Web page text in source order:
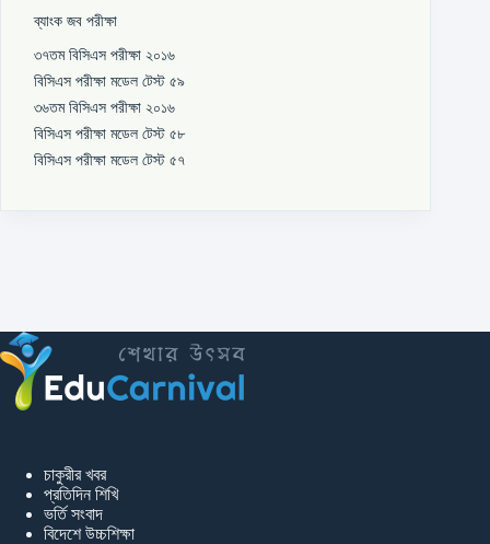
ব্যাংক জব পরীক্ষা
৩৭তম বিসিএস পরীক্ষা ২০১৬
বিসিএস পরীক্ষা মডেল টেস্ট ৫৯
৩৬তম বিসিএস পরীক্ষা ২০১৬
বিসিএস পরীক্ষা মডেল টেস্ট ৫৮
বিসিএস পরীক্ষা মডেল টেস্ট ৫৭
চাকুরীর খবর
প্রতিদিন শিখি
ভর্তি সংবাদ
বিদেশে উচ্চশিক্ষা